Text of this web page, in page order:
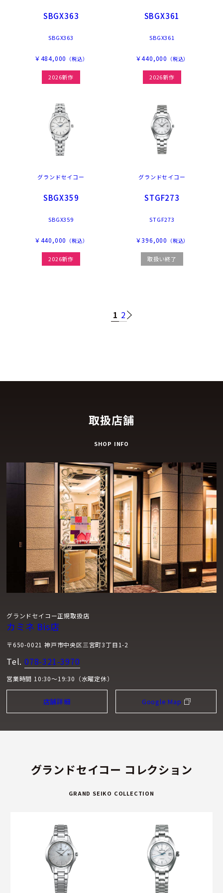
SBGX363
SBGX363
￥484,000 （税込）
2026新作
SBGX361
SBGX361
￥440,000 （税込）
2026新作
グランドセイコー
SBGX359
SBGX359
￥440,000 （税込）
2026新作
グランドセイコー
STGF273
STGF273
￥396,000 （税込）
取扱い終了
1 2
取扱店舗
SHOP INFO
グランドセイコー正規取扱店
カミネ Bis店
〒650-0021 神戸市中央区三宮町3丁目1-2
Tel. 078-321-3970
営業時間 10:30～19:30（水曜定休）
店舗詳細 Google Map
グランドセイコー コレクション
GRAND SEIKO COLLECTION